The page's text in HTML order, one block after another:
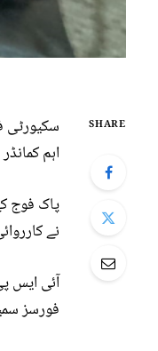
SHARE
اہم
پاک فوج
نے کارروائی کی
آئی ایس
فورسز